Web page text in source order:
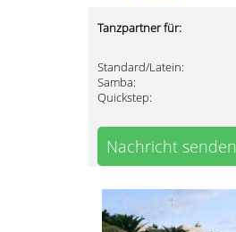
Tanzpartner für:
Standard/Latein:
Samba:
Quickstep:
Nachricht senden